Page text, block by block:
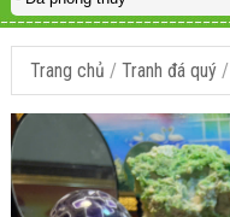
Trang chủ / Tranh đá quý/